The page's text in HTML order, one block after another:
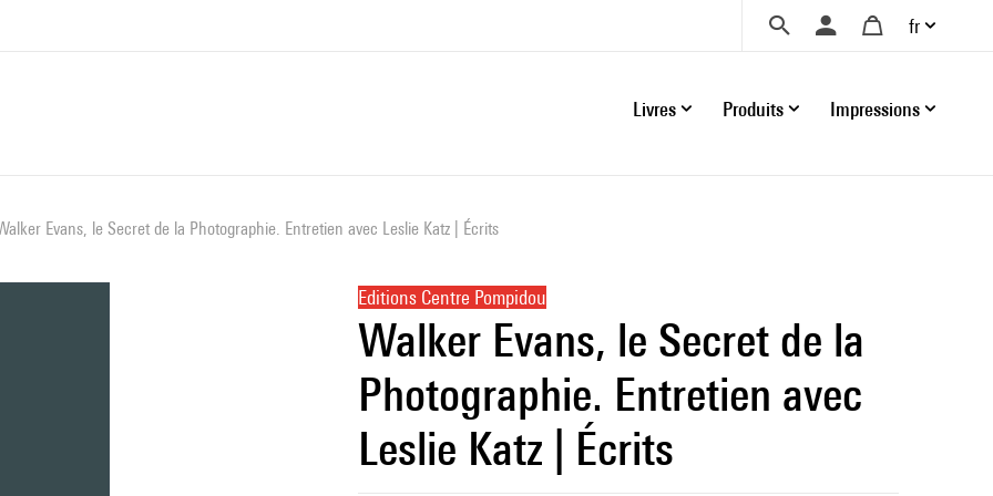
fr
Livres Produits Impressions
Evans, le Secret de la Photographie. Entretien avec Leslie Katz | Écrits
Editions Centre Pompidou
Walker Evans, le Secret de la
Photographie. Entretien avec
Leslie Katz | Écrits